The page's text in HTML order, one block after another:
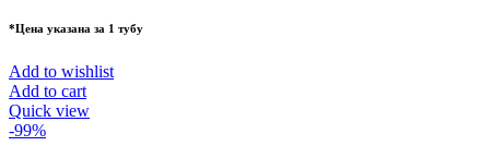
*Цена указана за 1 тубу
Add to wishlist
Add to cart
Quick view
-99%